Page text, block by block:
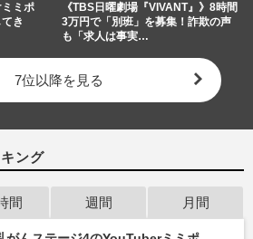
ミポ
き
《TBS日曜劇場『VIVANT』》8時間
3万円で「別班」を募集！詐欺の声
も「求人は事実…
7位以降を見る
ング
間 週間 月間